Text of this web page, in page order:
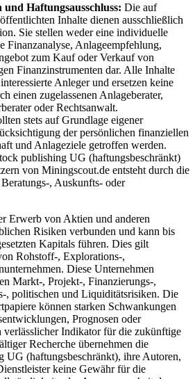
Haftungsausschluss: Die auf
Inhalte dienen ausschließlich
Sie stellen weder eine individuelle
Finanzanalyse, Anlageempfehlung,
zum Kauf oder Verkauf von
Finanzinstrumenten dar. Alle Inhalte
Anleger und ersetzen keine
einen zugelassenen Anlageberater,
oder Rechtsanwalt.
stets auf Grundlage eigener
der persönlichen finanziellen
und Anlageziele getroffen werden.
publishing UG (haftungsbeschränkt)
von Miningscout.de entsteht durch die
, Auskunfts- oder
Erwerb von Aktien und anderen
Risiken verbunden und kann bis
Kapitals führen. Dies gilt
Rohstoff-, Explorations-,
Diese Unternehmen
Markt-, Projekt-, Finanzierungs-,
, politischen und Liquiditätsrisiken. Die
können starken Schwankungen
Prognosen oder
verlässlicher Indikator für die zukünftige
Recherche übernehmen die
UG (haftungsbeschränkt), ihre Autoren,
keine Gewähr für die